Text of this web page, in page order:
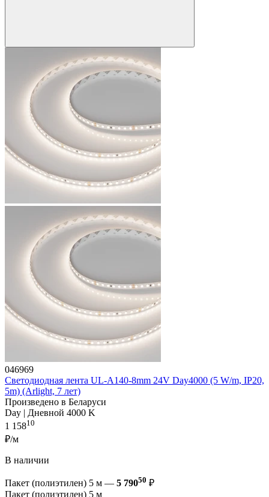
046969
Светодиодная лента UL-A140-8mm 24V Day4000 (5 W/m, IP20,
5m) (Arlight, 7 лет)
Произведено в Беларуси
Day | Дневной 4000 K
1 15810
₽/м
В наличии
Пакет (полиэтилен) 5 м — 5 79050 ₽
Пакет (полиэтилен) 5 м